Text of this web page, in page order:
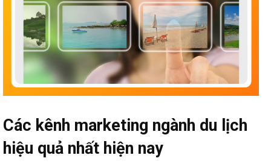
Các kênh marketing ngành du lịch
hiệu quả nhất hiện nay